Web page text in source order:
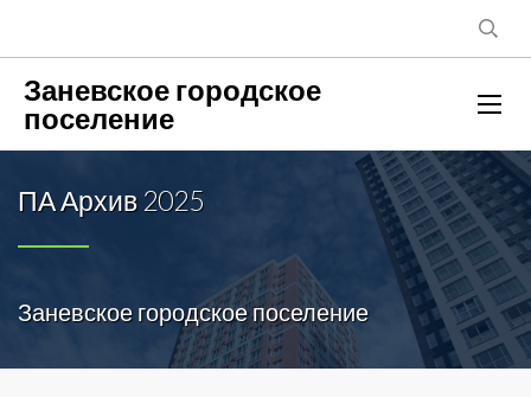
Заневское городское
поселение
ПА Архив 2025
Заневское городское поселение